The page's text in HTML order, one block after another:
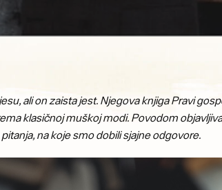
ali on zaista jest. Njegova knjiga Pravi
klasičnoj muškoj modi. Povodom
na koje smo dobili sjajne odgovore.